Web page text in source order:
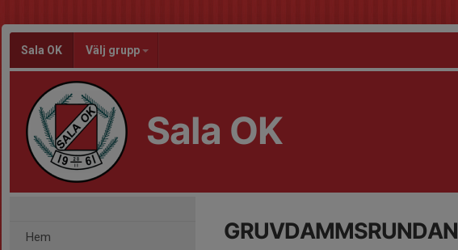
Sala OK Välj grupp
Sala OK
Hem GRUVDAMMSRUNDAN